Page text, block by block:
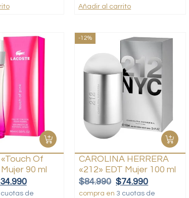
Añadir al carrito
Of
90 ml
34.990
cuotas de
-12%
CAROLINA HERRERA
«212» EDT Mujer 100 ml
$84.990 $74.990
compra en 3 cuotas de